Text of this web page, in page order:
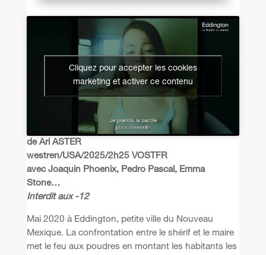
Cliquez pour accepter les cookies
marketing et activer ce contenu
de Ari ASTER
westren/USA/2025/2h25 VOSTFR
avec Joaquin Phoenix, Pedro Pascal, Emma
Stone…
Interdit aux -12
Mai 2020 à Eddington, petite ville du Nouveau
Mexique. La confrontation entre le shérif et le maire
met le feu aux poudres en montant les habitants les